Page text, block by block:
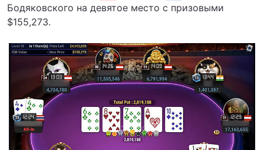
Бодяковского на девятое место с призовыми
$155,273.